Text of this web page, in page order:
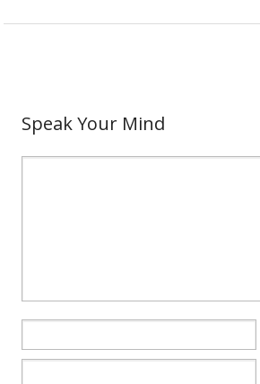
Speak Your Mind